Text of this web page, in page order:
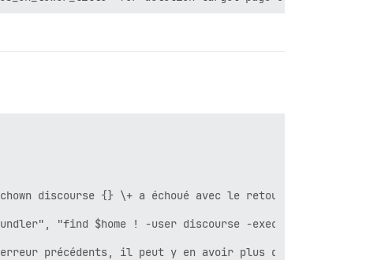
discourse {} \+ a échoué avec le retour
bundler", "find $home ! -user discourse -exec chown
précédents, il peut y en avoir plus d'un.